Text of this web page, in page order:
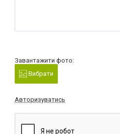
Завантажити фото:
Вибрати
Авторизуватись